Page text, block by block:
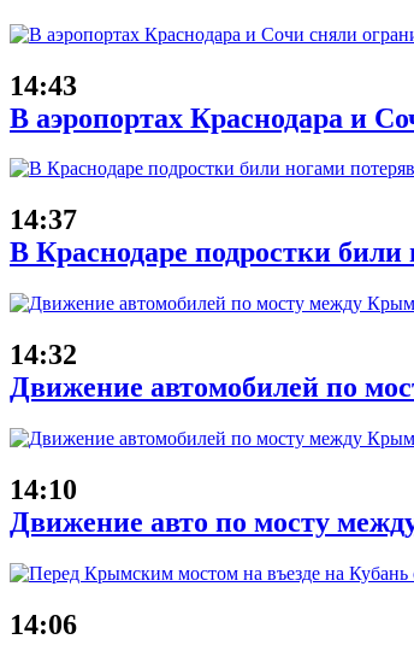
14:43
В аэропортах Краснодара и
14:37
В Краснодаре подростки
14:32
Движение автомобилей по
14:10
Движение авто по мосту
14:06